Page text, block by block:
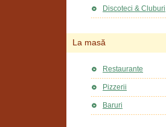
Discoteci & Cluburi
La masă
Restaurante
Pizzerii
Baruri